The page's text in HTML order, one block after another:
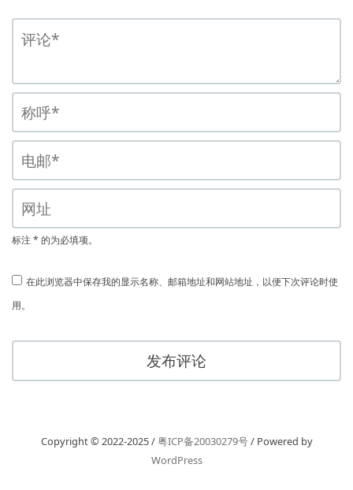
标注 * 的为必填项。
在此浏览器中保存我的显示名称、邮箱地址和网站地址，以便下次评论时使
用。
Copyright © 2022-2025 /粤ICP备20030279号/ Powered by
WordPress